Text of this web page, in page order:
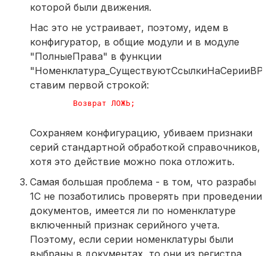
которой были движения.
Нас это не устраивает, поэтому, идем в
конфигуратор, в общие модули и в модуле
"ПолныеПрава" в функции
ставим первой строкой:
Возврат ЛОЖЬ ;
Сохраняем конфигурацию, убиваем признаки
серий стандартной обработкой справочников,
хотя это действие можно пока отложить.
Самая большая проблема - в том, что разрабы
1С не позаботились проверять при проведении
документов, имеется ли по номенклатуре
включенный признак серийного учета.
Поэтому, если серии номенклатуры были